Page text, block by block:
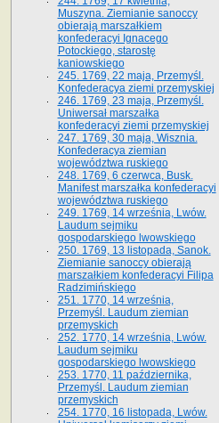
Muszyna. Ziemianie sanoccy
obierają marszałkiem
konfederacyi Ignacego
Potockiego, starostę
kaniowskiego
245. 1769, 22 maja, Przemyśl.
Konfederacya ziemi przemyskiej
246. 1769, 23 maja, Przemyśl.
Uniwersał marszałka
konfederacyi ziemi przemyskiej
247. 1769, 30 maja, Wisznia.
Konfederacya ziemian
województwa ruskiego
248. 1769, 6 czerwca, Busk.
Manifest marszałka konfederacyi
województwa ruskiego
249. 1769, 14 września, Lwów.
Laudum sejmiku
gospodarskiego lwowskiego
250. 1769, 13 listopada, Sanok.
Ziemianie sanoccy obierają
marszałkiem konfederacyi Filipa
Radzimińskiego
251. 1770, 14 września,
Przemyśl. Laudum ziemian
przemyskich
252. 1770, 14 września, Lwów.
Laudum sejmiku
gospodarskiego lwowskiego
253. 1770, 11 października,
Przemyśl. Laudum ziemian
przemyskich
254. 1770, 16 listopada, Lwów.